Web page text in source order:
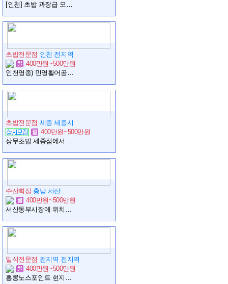
[인천] 초밥 과장급 모집합니다.
초밥전문점 인천 전지역
400만원~500만원
인천영종) 민영활어공장 부장님 모십니다.
초밥전문점 세종 세종시
400만원~500만원
상무초밥 세종점에서 앞다이 쉐프님 모십니다.(8.20일 오픈예정)
수산회집 충남 서산
400만원~500만원
서산동부시장에 위치한 초밥집 실장님,과장님 모십니다.
일식전문점 전지역 전지역
400만원~500만원
홍콩노스포인트 현지에서 근무할 직원 구합니다.